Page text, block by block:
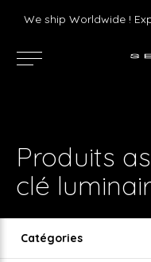
Produits
clé
Catégories